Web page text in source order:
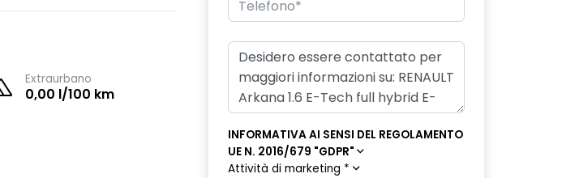
Extraurbano
0,00 l/100 km
INFORMATIVA AI SENSI DEL REGOLAMENTO
UE N. 2016/679 "GDPR"
Attività di marketing *